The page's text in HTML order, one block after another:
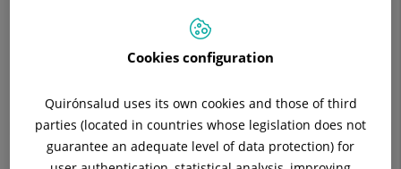
Descripción Equipo Médico Enfermedades
Cookies configuration
Quirónsalud uses its own cookies and those of third
parties (located in countries whose legislation does not
guarantee an adequate level of data protection) for